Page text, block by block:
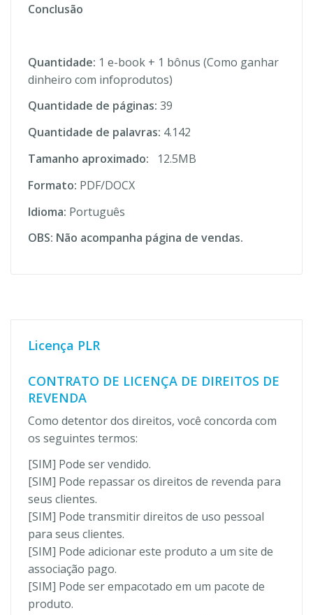
Conclusão
Quantidade: 1 e-book + 1 bônus (Como ganhar
dinheiro com infoprodutos)
Quantidade de páginas: 39
Quantidade de palavras: 4.142
Tamanho aproximado: 12.5MB
Formato: PDF/DOCX
Idioma: Português
OBS: Não acompanha página de vendas.
Licença PLR
CONTRATO DE LICENÇA DE DIREITOS DE
REVENDA
Como detentor dos direitos, você concorda com
os seguintes termos:
[SIM] Pode ser vendido.
[SIM] Pode repassar os direitos de revenda para
seus clientes.
[SIM] Pode transmitir direitos de uso pessoal
para seus clientes.
[SIM] Pode adicionar este produto a um site de
associação pago.
[SIM] Pode ser empacotado em um pacote de
produto.